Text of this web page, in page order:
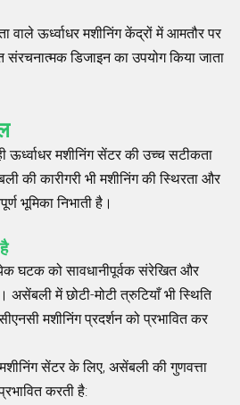
वाले ऊर्ध्वाधर मशीनिंग केंद्रों में आमतौर पर
डिजाइन का उपयोग किया जाता
ऊर्ध्वाधर मशीनिंग सेंटर की उच्च सटीकता
की कारीगरी भी मशीनिंग की स्थिरता और
भूमिका निभाती है।
घटक को सावधानीपूर्वक संरेखित और
असेंबली में छोटी-मोटी त्रुटियाँ भी स्थिति
मशीनिंग प्रदर्शन को प्रभावित कर
मशीनिंग सेंटर के लिए, असेंबली की गुणवत्ता
करती है: